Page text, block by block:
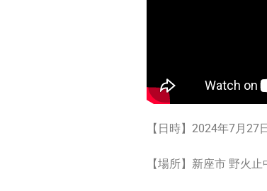
【日時】2024年7月
【場所】新座市 野